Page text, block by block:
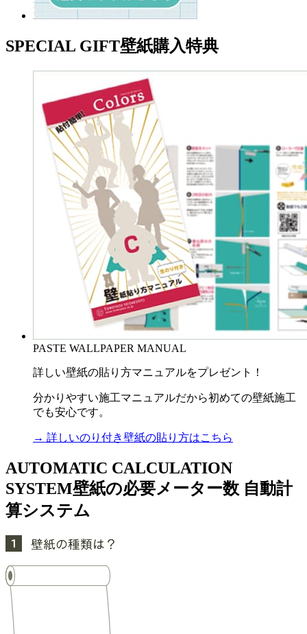
SPECIAL GIFT壁紙購入特典
PASTE WALLPAPER MANUAL
詳しい壁紙の貼り方マニュアルをプレゼント！
分かりやすい施工マニュアルだから初めての壁紙施工
でも安心です。
→ 詳しいのり付き壁紙の貼り方はこちら
AUTOMATIC CALCULATION
SYSTEM壁紙の必要メーター数 自動計
算システム